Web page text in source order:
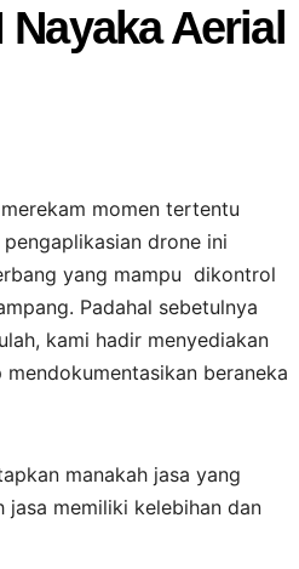
Aerial
momen tertentu
drone ini
yang mampu dikontrol
Padahal sebetulnya
kami hadir menyediakan
beraneka
manakah jasa yang
jasa memiliki kelebihan dan